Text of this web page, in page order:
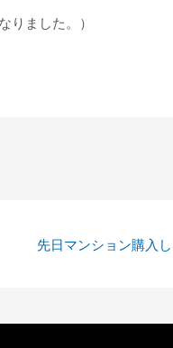
りました。）
先日マンション購入